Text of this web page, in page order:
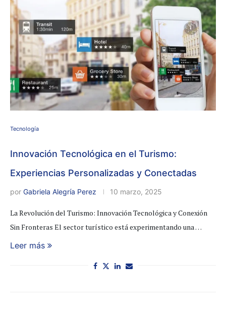
Tecnología
Innovación Tecnológica en el Turismo:
Experiencias Personalizadas y Conectadas
por Gabriela Alegría Perez 10 marzo, 2025
La Revolución del Turismo: Innovación Tecnológica y Conexión
Sin Fronteras El sector turístico está experimentando una …
Leer más